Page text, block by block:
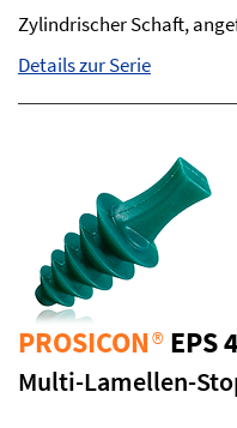
Zylindrischer Schaft,
Details zur Serie
PROSICON®EPS
Multi-Lamellen-